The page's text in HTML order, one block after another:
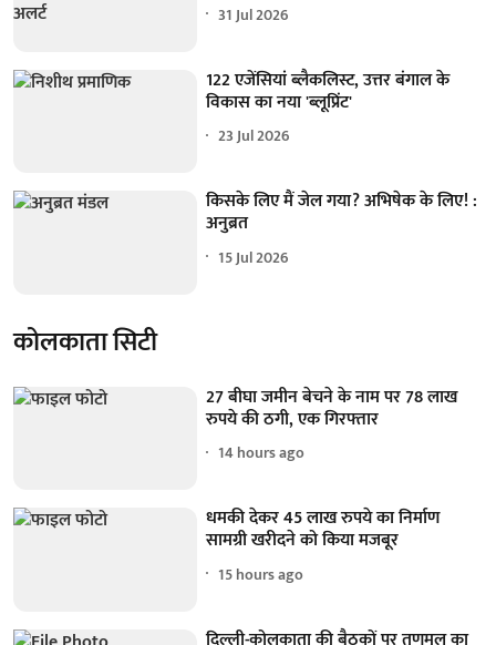
31 Jul 2026
122 एजेंसियां ब्लैकलिस्ट, उत्तर बंगाल के
विकास का नया 'ब्लूप्रिंट'
23 Jul 2026
किसके लिए मैं जेल गया? अभिषेक के लिए! :
अनुब्रत
15 Jul 2026
कोलकाता सिटी
27 बीघा जमीन बेचने के नाम पर 78 लाख
रुपये की ठगी, एक गिरफ्तार
14 hours ago
धमकी देकर 45 लाख रुपये का निर्माण
सामग्री खरीदने को किया मजबूर
15 hours ago